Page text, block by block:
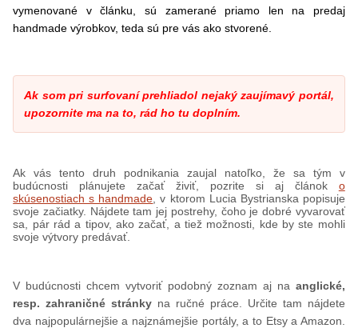
vymenované v článku, sú zamerané priamo len na predaj
handmade výrobkov, teda sú pre vás ako stvorené.
Ak som pri surfovaní prehliadol nejaký zaujímavý portál,
upozornite ma na to, rád ho tu doplním.
Ak vás tento druh podnikania zaujal natoľko, že sa tým v
budúcnosti plánujete začať živiť, pozrite si aj článok o
skúsenostiach s handmade , v ktorom Lucia Bystrianska popisuje
svoje začiatky. Nájdete tam jej postrehy, čoho je dobré vyvarovať
sa, pár rád a tipov, ako začať, a tiež možnosti, kde by ste mohli
svoje výtvory predávať.
V budúcnosti chcem vytvoriť podobný zoznam aj na anglické,
resp. zahraničné stránky na ručné práce. Určite tam nájdete
dva najpopulárnejšie a najznámejšie portály, a to Etsy a Amazon.